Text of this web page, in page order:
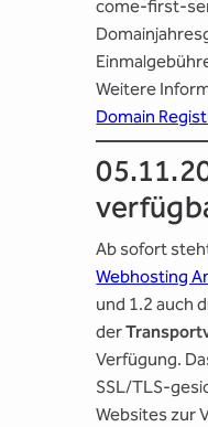
come-first-
Weitere
Domain
Ab sofort
Webhosting
und 1.2 auch
der
Verfügung.
SSL/TLS-
Websites zur